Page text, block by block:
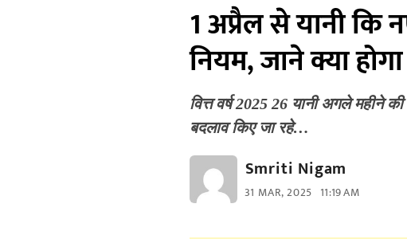
1 अप्रैल से यानी कि
नियम, जाने क्या
वित्त वर्ष 2025 26 यानी अगले महीने
बदलाव किए जा रहे…
Smriti Nigam
31 MAR, 2025 11:19 AM